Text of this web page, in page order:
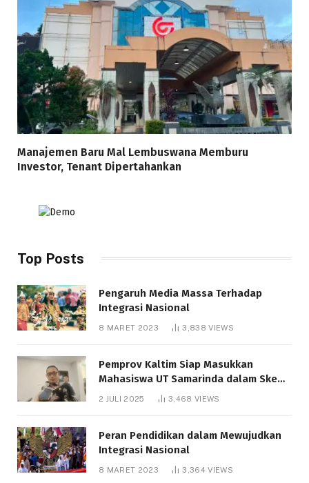
Manajemen Baru Mal Lembuswana Memburu
Investor, Tenant Dipertahankan
Top Posts
Pengaruh Media Massa Terhadap
Integrasi Nasional
8 MARET 2023 3,838VIEWS
Pemprov Kaltim Siap Masukkan
Mahasiswa UT Samarinda dalam Skema
Bantuan Pendidikan Gratispol
2 JULI 2025 3,468 VIEWS
Peran Pendidikan dalam Mewujudkan
Integrasi Nasional
8 MARET 2023 3,364VIEWS